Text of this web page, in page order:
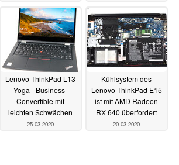
Lake06.05.2020
Lenovo ThinkPad L13
Yoga - Business-
Convertible mit
leichten Schwächen
25.03.2020
Kühlsystem des
Lenovo ThinkPad E15
ist mit AMD Radeon
RX 640 überfordert
20.03.2020